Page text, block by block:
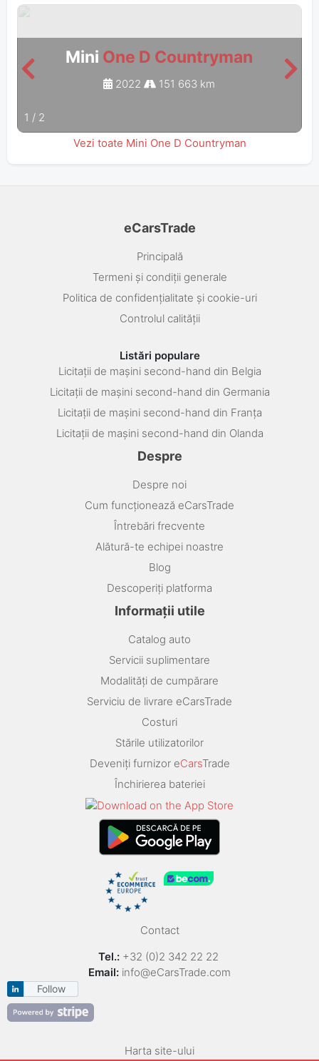
Mini One D Countryman
2022 151 663 km
1 / 2
Vezi toate Mini One D Countryman
eCarsTrade
Principală
Termeni și condiții generale
Politica de confidențialitate și cookie-uri
Controlul calității
Listări populare
Licitații de mașini second-hand din Belgia
Licitații de mașini second-hand din Germania
Licitații de mașini second-hand din Franța
Licitații de mașini second-hand din Olanda
Despre
Despre noi
Cum funcționează eCarsTrade
Întrebări frecvente
Alătură-te echipei noastre
Blog
Descoperiți platforma
Informații utile
Catalog auto
Servicii suplimentare
Modalități de cumpărare
Serviciu de livrare eCarsTrade
Costuri
Stările utilizatorilor
Deveniți furnizor eCarsTrade
Închirierea bateriei
Contact
Tel.: +32 (0)2 342 22 22
Email: info@eCarsTrade.com
Follow
Harta site-ului